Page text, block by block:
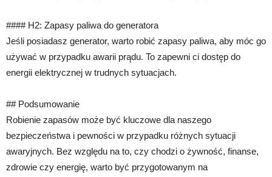
#### H2: Zapasy paliwa do generatora
Jeśli posiadasz generator, warto robić zapasy paliwa, aby móc go
używać w przypadku awarii prądu. To zapewni ci dostęp do
energii elektrycznej w trudnych sytuacjach.
## Podsumowanie
Robienie zapasów może być kluczowe dla naszego
bezpieczeństwa i pewności w przypadku różnych sytuacji
awaryjnych. Bez względu na to, czy chodzi o żywność, finanse,
zdrowie czy energię, warto być przygotowanym na